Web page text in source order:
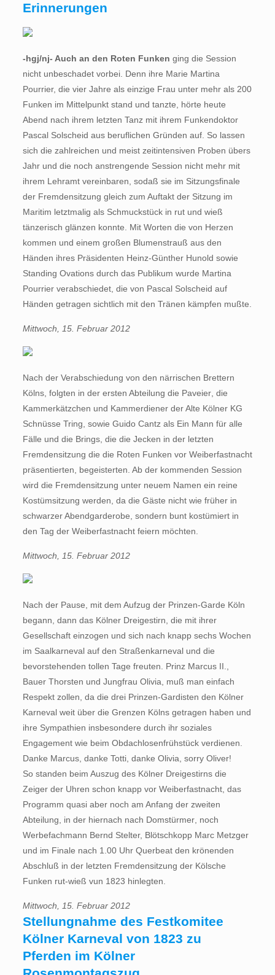
Erinnerungen
-hgj/nj- Auch an den Roten Funken ging die Session
nicht unbeschadet vorbei. Denn ihre Marie Martina
Pourrier, die vier Jahre als einzige Frau unter mehr als 200
Funken im Mittelpunkt stand und tanzte, hörte heute
Abend nach ihrem letzten Tanz mit ihrem Funkendoktor
Pascal Solscheid aus beruflichen Gründen auf. So lassen
sich die zahlreichen und meist zeitintensiven Proben übers
Jahr und die noch anstrengende Session nicht mehr mit
ihrem Lehramt vereinbaren, sodaß sie im Sitzungsfinale
der Fremdensitzung gleich zum Auftakt der Sitzung im
Maritim letztmalig als Schmuckstück in rut und wieß
tänzerisch glänzen konnte. Mit Worten die von Herzen
kommen und einem großen Blumenstrauß aus den
Händen ihres Präsidenten Heinz-Günther Hunold sowie
Standing Ovations durch das Publikum wurde Martina
Pourrier verabschiedet, die von Pascal Solscheid auf
Händen getragen sichtlich mit den Tränen kämpfen mußte.
Mittwoch, 15. Februar 2012
Nach der Verabschiedung von den närrischen Brettern
Kölns, folgten in der ersten Abteilung die Paveier, die
Kammerkätzchen und Kammerdiener der Alte Kölner KG
Schnüsse Tring, sowie Guido Cantz als Ein Mann für alle
Fälle und die Brings, die die Jecken in der letzten
Fremdensitzung die die Roten Funken vor Weiberfastnacht
präsentierten, begeisterten. Ab der kommenden Session
wird die Fremdensitzung unter neuem Namen ein reine
Kostümsitzung werden, da die Gäste nicht wie früher in
schwarzer Abendgarderobe, sondern bunt kostümiert in
den Tag der Weiberfastnacht feiern möchten.
Mittwoch, 15. Februar 2012
Nach der Pause, mit dem Aufzug der Prinzen-Garde Köln
begann, dann das Kölner Dreigestirn, die mit ihrer
Gesellschaft einzogen und sich nach knapp sechs Wochen
im Saalkarneval auf den Straßenkarneval und die
bevorstehenden tollen Tage freuten. Prinz Marcus II.,
Bauer Thorsten und Jungfrau Olivia, muß man einfach
Respekt zollen, da die drei Prinzen-Gardisten den Kölner
Karneval weit über die Grenzen Kölns getragen haben und
ihre Sympathien insbesondere durch ihr soziales
Engagement wie beim Obdachlosenfrühstück verdienen.
Danke Marcus, danke Totti, danke Olivia, sorry Oliver!
So standen beim Auszug des Kölner Dreigestirns die
Zeiger der Uhren schon knapp vor Weiberfastnacht, das
Programm quasi aber noch am Anfang der zweiten
Abteilung, in der hiernach nach Domstürmer, noch
Werbefachmann Bernd Stelter, Blötschkopp Marc Metzger
und im Finale nach 1.00 Uhr Querbeat den krönenden
Abschluß in der letzten Fremdensitzung der Kölsche
Funken rut-wieß vun 1823 hinlegten.
Mittwoch, 15. Februar 2012
Stellungnahme des Festkomitee
Kölner Karneval von 1823 zu
Pferden im Kölner